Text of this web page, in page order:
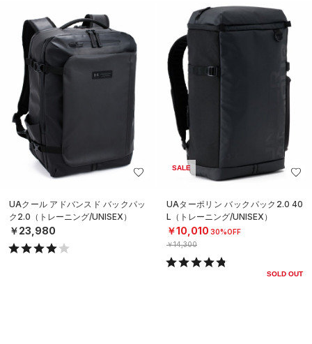
UAクール アドバンスド バックパッ
ク2.0（トレーニング/UNISEX）
￥23,980
SALE
UAターポリン バックパック2.0 40
L（トレーニング/UNISEX）
￥10,010 30%OFF
￥14,300
SOLD OUT